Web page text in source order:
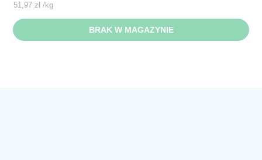
51,97zł /kg
BRAK W MAGAZYNIE